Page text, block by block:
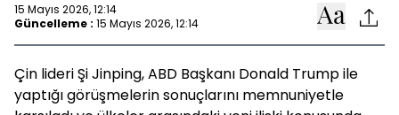
15 Mayıs 2026, 12:14
Güncelleme : 15 Mayıs 2026, 12:14
Çin lideri Şi Jinping, ABD Başkanı Donald Trump ile
yaptığı görüşmelerin sonuçlarını memnuniyetle